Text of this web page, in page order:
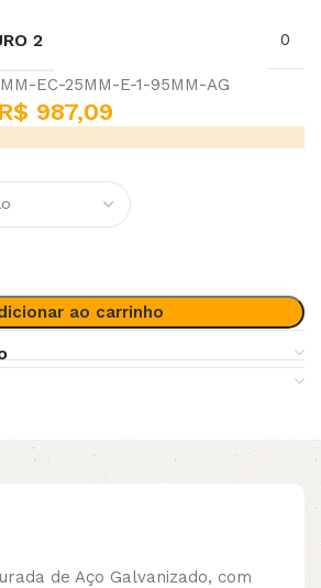
2 0
EC-25MM-E-1-95MM-AG
R$ 987,09
ao carrinho
de Aço Galvanizado, com